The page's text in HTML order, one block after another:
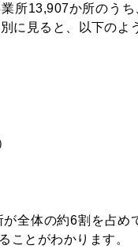
所13,907か所のう
に見ると、以下のよ
全体の約6割を占
ことがわかります。